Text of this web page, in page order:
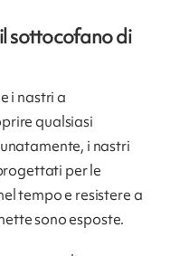
sottocofano di
i nastri a
qualsiasi
i nastri
per le
tempo e resistere a
sono esposte.